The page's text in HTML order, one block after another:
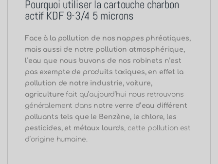
Pourquoi utiliser la cartouche charbon
actif KDF 9-3/4 5 microns
Face à la pollution de nos nappes phréatiques,
mais aussi de notre pollution atmosphérique,
l’eau que nous buvons de nos robinets n’est
pas exempte de produits toxiques, en effet la
pollution de notre industrie, voiture,
agriculturefait qu’aujourd’hui nous retrouvons
généralement dans notre verre d’eau différent
polluants tels que le Benzène, le chlore, les
pesticides, et métaux lourds, cette pollution est
d’origine humaine.